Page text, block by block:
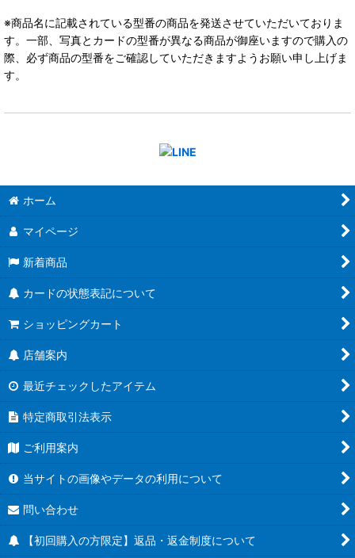
※商品名に記載されている型番の商品を発送させていただいておりま
す。一部、写真とカードの型番が異なる商品が御座いますので購入の
際、必ず商品の型番をご確認していただきますようお願い申し上げま
す。
ホーム
マイページ
新着商品
カードの状態表記について
ショッピングカート
店舗案内
最近チェックしたアイテム
特定商取引法表示
ご利用案内
当サイトの画像やデータの利用について
問い合わせ
【初回購入の方限定】返品・返金制度について